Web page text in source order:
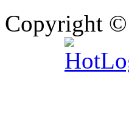
Copyright ©